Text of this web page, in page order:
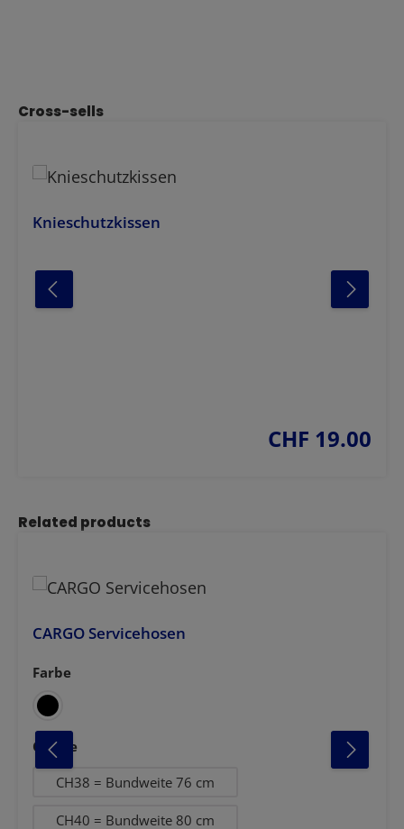
Produktgalerie überspringen
Cross-sells
Knieschutzkissen
regulärer preis:
CHF 19.00
Produktgalerie überspringen
Related products
CARGO Servicehosen
Farbe
auswählen
Grösse
CH38 = Bundweite 76 cm
CH40 = Bundweite 80 cm